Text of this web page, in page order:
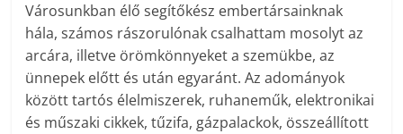
Városunkban élő segítőkész embertársainknak
hála, számos rászorulónak csalhattam mosolyt az
arcára, illetve örömkönnyeket a szemükbe, az
ünnepek előtt és után egyaránt. Az adományok
között tartós élelmiszerek, ruhaneműk, elektronikai
és műszaki cikkek, tűzifa, gázpalackok, összeállított